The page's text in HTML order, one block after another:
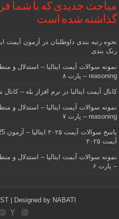
مباحث جدیدی که با شما
گذاشته شده است
رنک بندی
reasoning – پارت ۸
کانال آیمت ایتالیا در نرم افزار بله –
reasoning – پارت ۷
آیمت ۲۰۲۵
– پارت ۶
| Designed by NABATI